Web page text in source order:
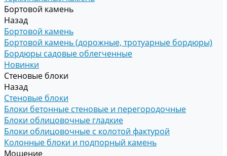
Бортовой камень
Назад
Бортовой камень
Бортовой камень (дорожные, тротуарные бордюры)
Бордюры садовые облегченные
Новинки
Стеновые блоки
Назад
Стеновые блоки
Блоки бетонные стеновые и перегородочные
Блоки облицовочные гладкие
Блоки облицовочные с колотой фактурой
Колонные блоки и подпорный камень
Мощение